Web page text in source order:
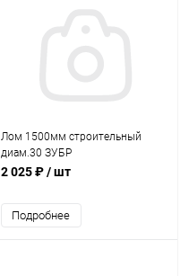
Лом 1500мм строительный
диам.30 ЗУБР
2 025 ₽/ шт
Подробнее